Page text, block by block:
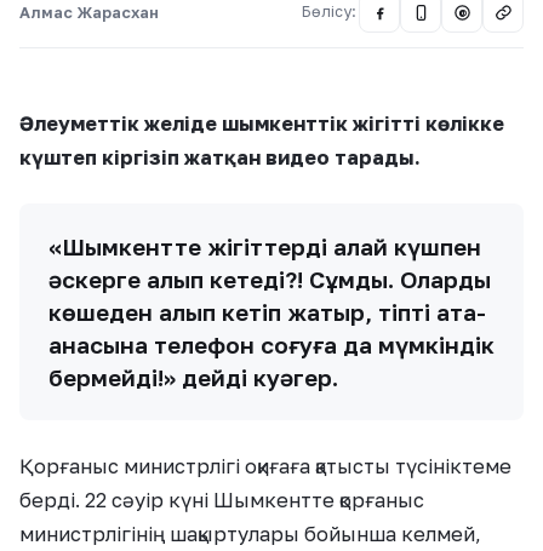
Алмас Жарасхан Бөлісу: @
Әлеуметтік желіде шымкенттік жігітті көлікке
күштеп кіргізіп жатқан видео тарады.
«Шымкентте жігіттерді қалай күшпен
әскерге алып кетеді?! Сұмдық. Оларды
көшеден алып кетіп жатыр, тіпті ата-
анасына телефон соғуға да мүмкіндік
бермейді!» дейді куәгер.
Қорғаныс министрлігі оқиғаға қатысты түсініктеме
берді. 22 сәуір күні Шымкентте қорғаныс
министрлігінің шақыртулары бойынша келмей,